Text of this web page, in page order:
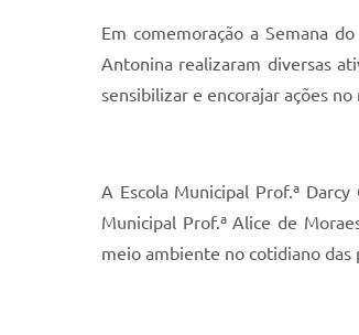
Em comemoração a Semana
Antonina realizaram diversas
sensibilizar e encorajar ações
A Escola Municipal Prof.ª
Municipal Prof.ª Alice de
meio ambiente no cotidiano das